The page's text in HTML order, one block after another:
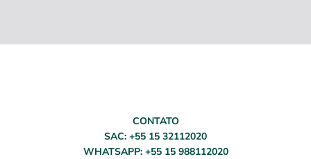
CONTATO
SAC: +55 15 32112020
WHATSAPP: +55 15 988112020